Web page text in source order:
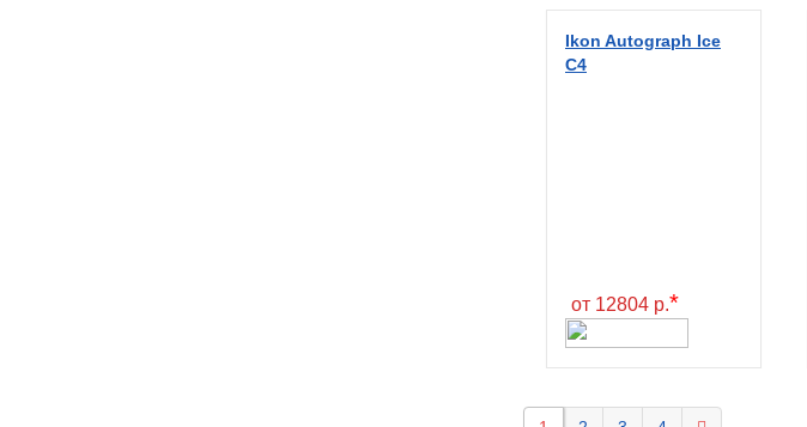
Ikon Autograph Ice
C4
от 12804 р.*